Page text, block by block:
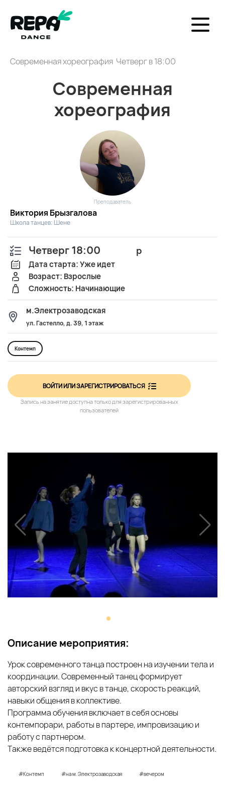
Современная хореография Четверг в 18:00
Современная
хореография
Преподаватель
Виктория Брызгалова
Школа танцев: Шене
Четверг 18:00 р
Дата старта: Уже идет
Возраст: Взрослые
Сложность: Начинающие
м.Электрозаводская
ул. Гастелло, д. 39, 1 этаж
Контемп
ВОЙТИ ИЛИ ЗАРЕГИСТРИРОВАТЬСЯ
Запись на занятие доступна только для зарегистрированных
пользователей
Описание мероприятия:
Урок современного танца построен на изучении тела и
координации. Современный танец формирует
авторский взгляд и вкус в танце, скорость реакций,
навыки общения в коллективе.
Программа обучения включает в себя основы
контемпорари, работы в партере, импровизацию и
работу с партнером.
Также ведётся подготовка к концертной деятельности.
#Контемп #на м. Электрозаводская #вечером